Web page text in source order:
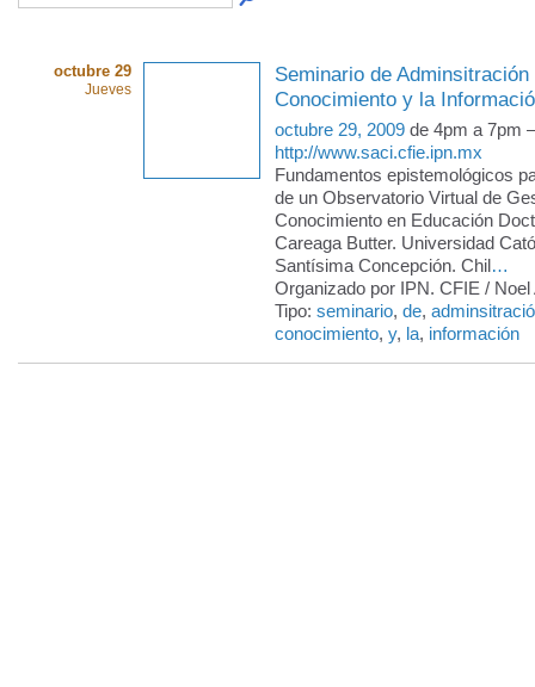
octubre 29
Jueves
Seminario de Adminsitración
Conocimiento y la
octubre 29, 2009 de 4pm a 7pm –
http://www.saci.cfie.ipn.mx
Fundamentos epistemológicos
de un Observatorio Virtual de
Conocimiento en Educación
Careaga Butter. Universidad
Santísima Concepción. Chil…
Organizado por IPN. CFIE /
Tipo: seminario, de,
conocimiento, y, la, información